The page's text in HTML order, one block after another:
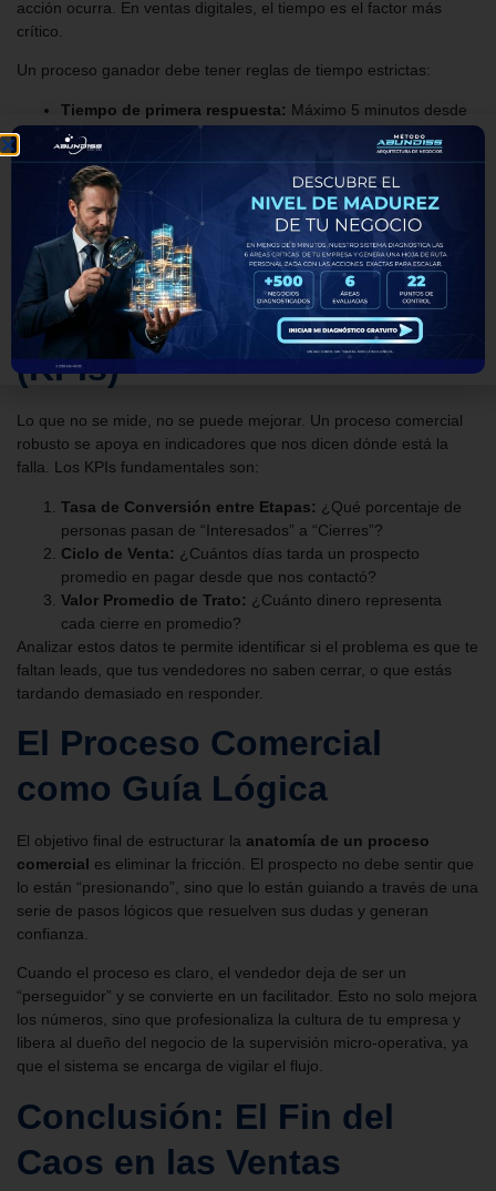
acción ocurra. En ventas digitales, el tiempo es el factor más
crítico.
Un proceso ganador debe tener reglas de tiempo estrictas:
Tiempo de primera respuesta: Máximo 5 minutos desde
que entra el lead.
Tiempo de seguimiento:
Si el cliente no responde, ¿en
cuántas horas se debe realizar el segundo intento?
Tiempo de inactividad:
¿Cuándo se considera un lead
como “perdido” si no hay interacción?
Si no mides estos tiempos, estás permitiendo que la desidia de tu
equipo (o la tuya) destruya tu rentabilidad.
5. Indicadores de Gestión
(KPIs)
Lo que no se mide, no se puede mejorar. Un proceso comercial
robusto se apoya en indicadores que nos dicen dónde está la
falla. Los KPIs fundamentales son:
Tasa de Conversión entre Etapas: ¿Qué porcentaje de
personas pasan de “Interesados” a “Cierres”?
Ciclo de Venta: ¿Cuántos días tarda un prospecto
promedio en pagar desde que nos contactó?
Valor Promedio de Trato: ¿Cuánto dinero representa
cada cierre en promedio?
Analizar estos datos te permite identificar si el problema es que te
faltan leads, que tus vendedores no saben cerrar, o que estás
tardando demasiado en responder.
El Proceso Comercial
como Guía Lógica
El objetivo final de estructurar la anatomía de un proceso
comercial es eliminar la fricción. El prospecto no debe sentir que
lo están “presionando”, sino que lo están guiando a través de una
serie de pasos lógicos que resuelven sus dudas y generan
confianza.
Cuando el proceso es claro, el vendedor deja de ser un
“perseguidor” y se convierte en un facilitador. Esto no solo mejora
los números, sino que profesionaliza la cultura de tu empresa y
libera al dueño del negocio de la supervisión micro-operativa, ya
que el sistema se encarga de vigilar el flujo.
Conclusión: El Fin del
Caos en las Ventas